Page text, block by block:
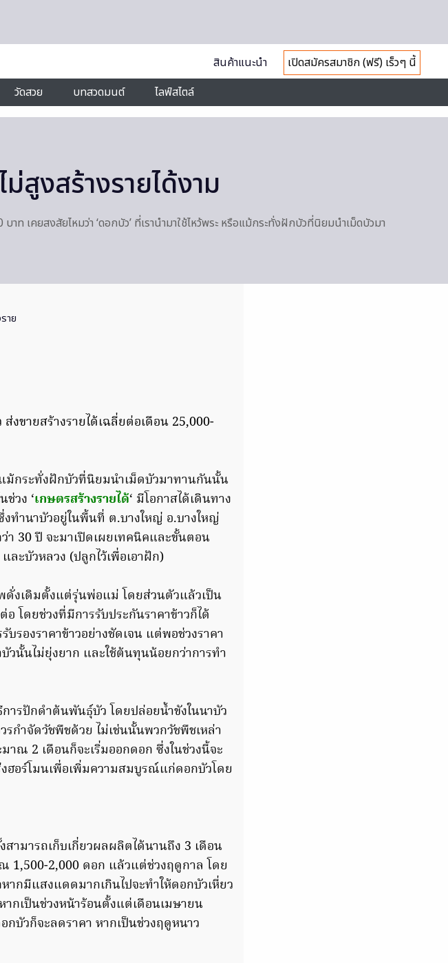
สินค้าแนะนำ
เปิดสมัครสมาชิก (ฟรี) เร็วๆ นี้
วัดสวย บทสวดมนต์ ไลฟ์สไตล์
สูงสร้างรายได้งาม
ท เคยสงสัยไหมว่า ‘ดอกบัว’ ที่เรานำมาใช้ไหว้พระ หรือแม้กระทั่งฝักบัวที่นิยมนำเม็ดบัวมา
าย
งขายสร้างรายได้เฉลี่ยต่อเดือน 25,000-
แม้กระทั่งฝักบัวที่นิยมนำเม็ดบัวมาทานกันนั้น
ช่วง ‘เกษตรสร้างรายได้‘ มีโอกาสได้เดินทาง
ทำนาบัวอยู่ในพื้นที่ ต.บางใหญ่ อ.บางใหญ่
30 ปี จะมาเปิดเผยเทคนิคและขั้นตอน
ละบัวหลวง (ปลูกไว้เพื่อเอาฝัก)
ดั่งเดิมตั้งแต่รุ่นพ่อแม่ โดยส่วนตัวแล้วเป็น
โดยช่วงที่มีการรับประกันราคาข้าวก็ได้
รองราคาข้าวอย่างชัดเจน แต่พอช่วงราคา
วนั้นไม่ยุ่งยาก และใช้ต้นทุนน้อยกว่าการทำ
ารปักดำต้นพันธุ์บัว โดยปล่อยน้ำขังในนาบัว
กำจัดวัชพืชด้วย ไม่เช่นนั้นพวกวัชพืชเหล่า
าณ 2 เดือนก็จะเริ่มออกดอก ซึ่งในช่วงนี้จะ
ฮอร์โมนเพื่อเพิ่มความสมบูรณ์แก่ดอกบัวโดย
ามารถเก็บเกี่ยวผลผลิตได้นานถึง 3 เดือน
1,500-2,000 ดอก แล้วแต่ช่วงฤดูกาล โดย
ากมีแสงแดดมากเกินไปจะทำให้ดอกบัวเหี่ยว
กเป็นช่วงหน้าร้อนตั้งแต่เดือนเมษายน
บัวก็จะลดราคา หากเป็นช่วงฤดูหนาว